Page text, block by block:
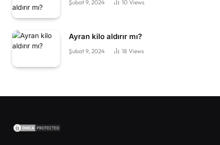
Şubat 9, 2024 10 Views
Ayran kilo aldırır mı?
Şubat 9, 2024 18 Views